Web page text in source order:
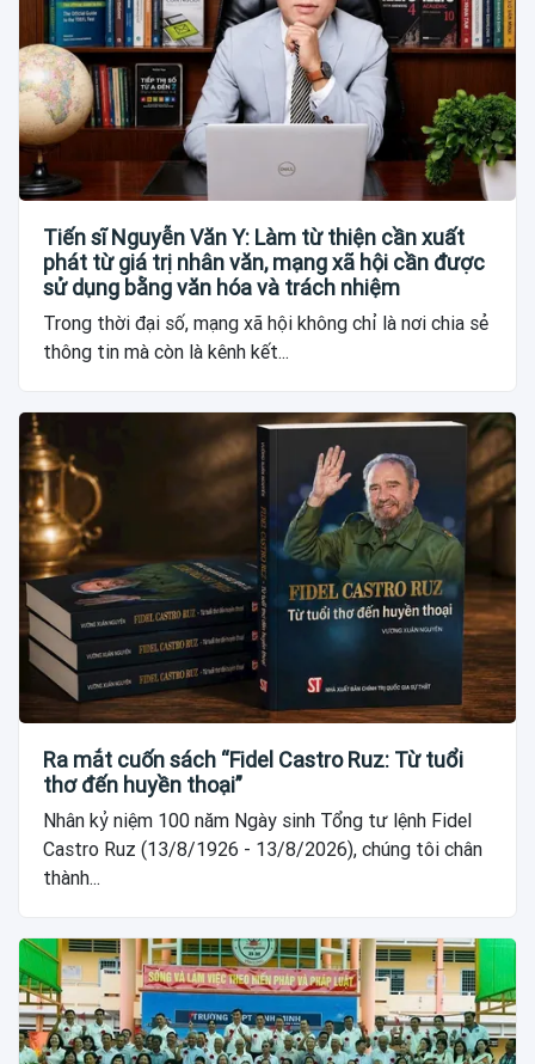
Tiến sĩ Nguyễn Văn Y: Làm từ thiện cần xuất
phát từ giá trị nhân văn, mạng xã hội cần được
sử dụng bằng văn hóa và trách nhiệm
Trong thời đại số, mạng xã hội không chỉ là nơi chia sẻ
thông tin mà còn là kênh kết...
Ra mắt cuốn sách “Fidel Castro Ruz: Từ tuổi
thơ đến huyền thoại”
Nhân kỷ niệm 100 năm Ngày sinh Tổng tư lệnh Fidel
Castro Ruz (13/8/1926 - 13/8/2026), chúng tôi chân
thành...